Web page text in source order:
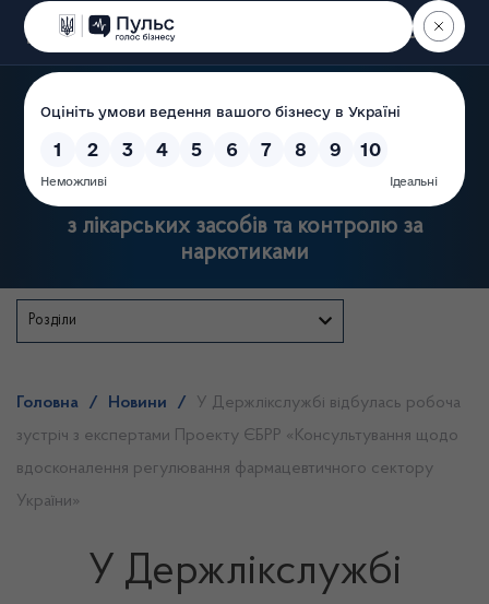
Пошук
Державна служба України
з лікарських засобів та контролю за
наркотиками
Розділи
Головна / Новини /
У Держлікслужбі відбулась робоча
зустріч з експертами Проекту ЄБРР «Консультування щодо
вдосконалення регулювання фармацевтичного сектору
України»
У Держлікслужбі